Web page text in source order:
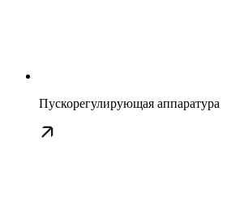
Пускорегулирующая аппаратура